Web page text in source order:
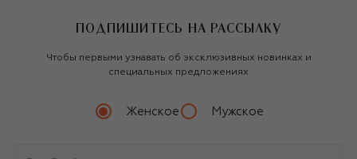
ПОДПИШИТЕСЬ НА РАССЫЛКУ
Чтобы первыми узнавать об эксклюзивных новинках и
специальных предложениях
Женское Мужское